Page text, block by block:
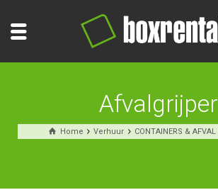
Afvalgrijper
Home Verhuur CONTAINERS & AFVAL